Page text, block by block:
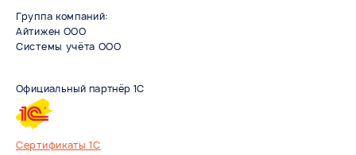
Группа компаний:
Айтижен ООО
Системы учёта ООО
Сертификаты 1С